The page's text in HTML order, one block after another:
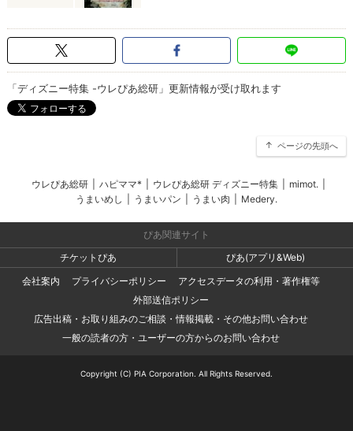
「ディズニー特集 -ウレぴあ総研」更新情報が受け取れます
ページの先頭へ
ウレぴあ総研 ハピママ* ウレぴあ総研 ディズニー特集 mimot.
うまいめし
うまいパン うまい肉 Medery.
ぴあ関連サイト
チケットぴあ
ぴあ(アプリ&Web)
会社案内
プライバシーポリシー
アクセスデータの利用・著作権等
外部送信ポリシー
広告出稿・お取り組みのご相談・情報掲載・その他お問い合わせ
一般の読者の方・ユーザーの方からのお問い合わせ
Copyright (C) PIA Corporation. All Rights Reserved.